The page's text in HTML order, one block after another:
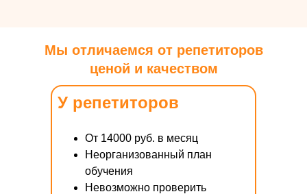
У репетиторов
От 14000 руб. в месяц
Неорганизованный план
обучения
Невозможно проверить
Мы отличаемся от репетиторов
ценой и качеством